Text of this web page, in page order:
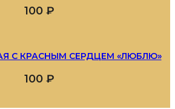
100 ₽
С КРАСНЫМ СЕРДЦЕМ «ЛЮБЛЮ»
100 ₽